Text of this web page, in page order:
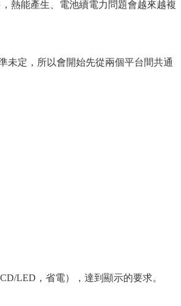
熱能產生、電池續電力問題會越來越複
未定，所以會開始先從兩個平台間共通
LED，省電），達到顯示的要求。